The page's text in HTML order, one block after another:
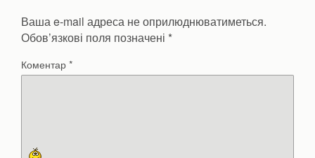
Ваша e-mail адреса не оприлюднюватиметься.
Обов’язкові поля позначені *
Коментар*